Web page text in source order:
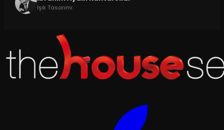
Işık Tasarımı